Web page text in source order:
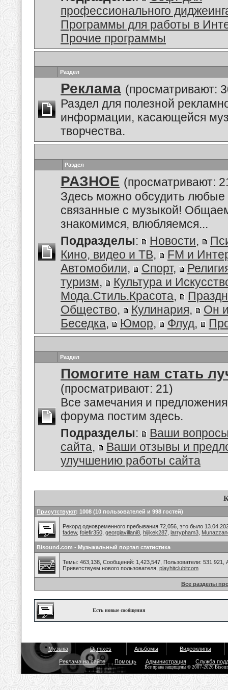
профессионального
Программы для работы в
Прочие программы
Раздел
Реклама (просматривают:
Раздел для полезной
информации, касающейся
творчества.
Раздел
РАЗНОЕ (просматривают:
Здесь можно обсудить
связанные с музыкой!
знакомимся, влюбляемся...
Подразделы: Новости,
Кино, видео и ТВ,
FM и
Автомобили, Спорт,
туризм,
Культура и
Мода.Стиль.Красота,
Общество, Кулинария,
Он
Беседка, Юмор, Флуд,
Раздел
Помогите нам стать
(просматривают: 21)
Все замечания и
форума постим здесь.
Подразделы:
Ваши
сайта,
Ваши отзывы и
улучшению работы сайта
Присутствуют: 1008 (10 пользователей и 998 гостей)
Рекорд одновременного пребывания 72,056, это было
fadew, folefir350 georgiavillani8 hijikek287 larrypham3
Bisound.com - Музыкальный портал статистика
Темы: 463,138, Сообщений: 1,423,547, Пользователи: 531,921,
Приветствуем нового пользователя, playhitclubitcom
Все разделы
Есть новые сообщения
Музыка Dj mixes Альбомы Видеоклипы
Реклама на сайте Помощь Администрация Служба
Все права защищены © 2007-2026